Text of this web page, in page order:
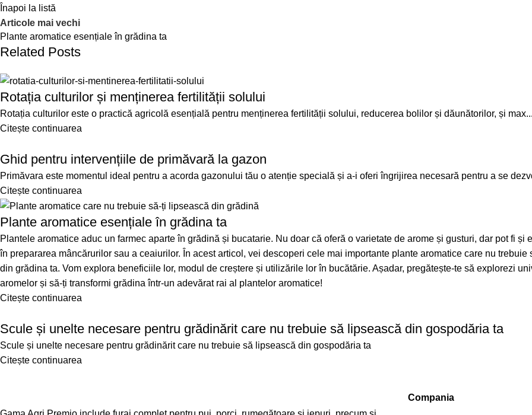
Înapoi la listă
Articole mai vechi
Plante aromatice esențiale în grădina ta
Related Posts
Rotația culturilor și menținerea fertilității solului
Rotația culturilor este o practică agricolă esențială pentru menținerea fertilității solului, reducerea bolilor și dăunătorilor, și max...
Citește continuarea
Ghid pentru intervențiile de primăvară la gazon
Primăvara este momentul ideal pentru a acorda gazonului tău o atenție specială și a-i oferi îngrijirea necesară pentru a se
Citește continuarea
Plante aromatice esențiale în grădina ta
Plantele aromatice aduc un farmec aparte în grădină și bucatarie. Nu doar că oferă o varietate de arome și gusturi, dar pot fi și
în prepararea mâncărurilor sau a ceaiurilor. În acest articol, vei descoperi cele mai importante plante aromatice care nu trebuie
din grădina ta. Vom explora beneficiile lor, modul de creștere și utilizările lor în bucătărie. Așadar, pregătește-te să explorezi
aromelor și să-ți transformi grădina într-un adevărat rai al plantelor aromatice!
Citește continuarea
Scule și unelte necesare pentru grădinărit care nu trebuie să lipsească din gospodăria ta
Scule și unelte necesare pentru grădinărit care nu trebuie să lipsească din gospodăria ta
Citește continuarea
Compania